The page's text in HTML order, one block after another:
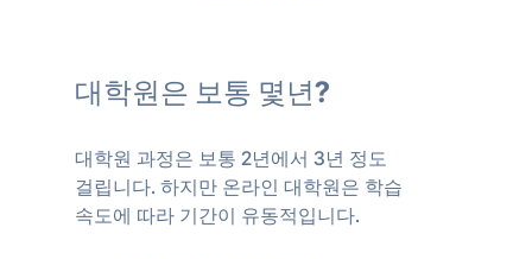
대학원은 보통 몇년?
대학원 과정은 보통 2년에서 3년 정도
걸립니다. 하지만 온라인 대학원은 학습
속도에 따라 기간이 유동적입니다.